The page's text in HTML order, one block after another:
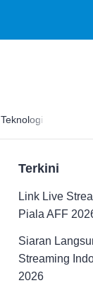
Teknologi
Terkini
Link Live
Piala AFF
Siaran
Streaming
2026